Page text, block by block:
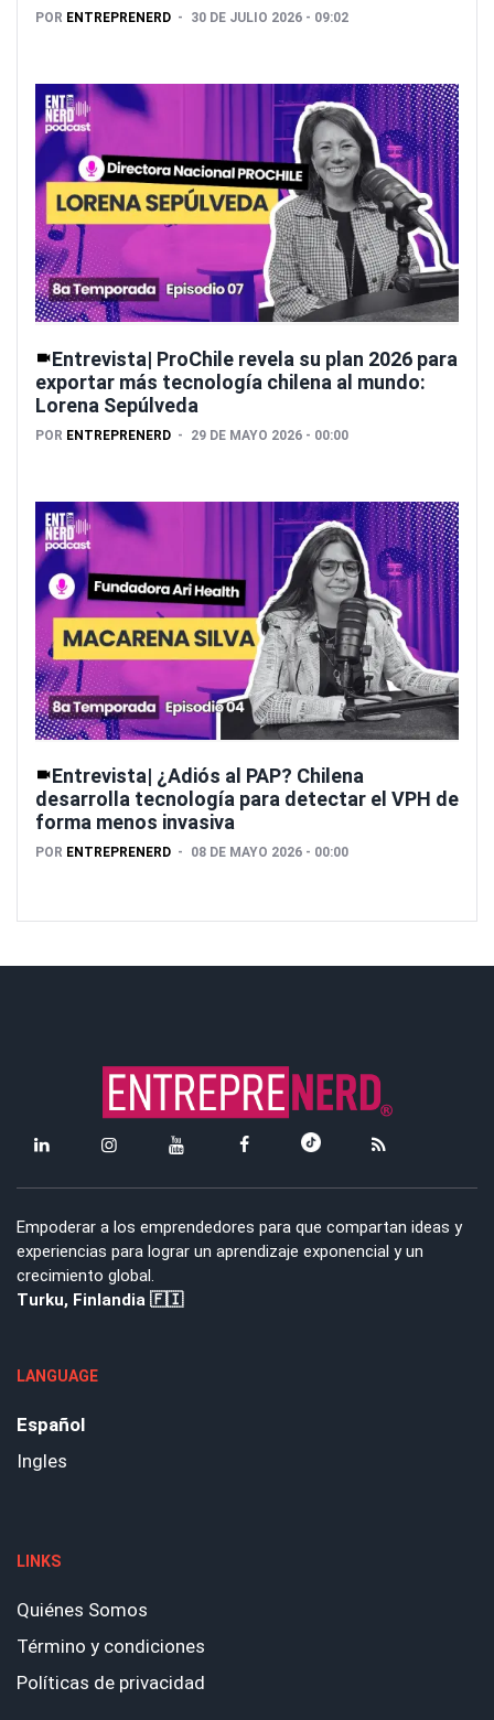
POR ENTREPRENERD 30 DE JULIO 2026 - 09:02
Entrevista| ProChile revela su plan 2026 para
exportar más tecnología chilena al mundo:
Lorena Sepúlveda
POR ENTREPRENERD 29 DE MAYO 2026 - 00:00
Entrevista| ¿Adiós al PAP? Chilena
desarrolla tecnología para detectar el VPH de
forma menos invasiva
POR ENTREPRENERD 08 DE MAYO 2026 - 00:00
Empoderar a los emprendedores para que compartan ideas y
experiencias para lograr un aprendizaje exponencial y un
crecimiento global.
Turku, Finlandia 🇫🇮
LANGUAGE
Español
Ingles
LINKS
Quiénes Somos
Término y condiciones
Políticas de privacidad